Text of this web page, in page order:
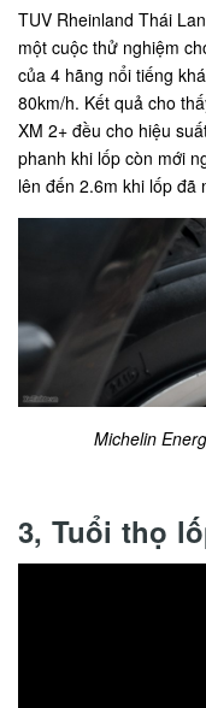
TUV Rheinland Thái
một cuộc thử nghiệm
của 4 hãng nổi tiếng
80km/h. Kết quả cho
XM 2+ đều cho hiệu
phanh khi lốp còn mới
lên đến 2.6m khi lốp đã
Michelin
3, Tuổi thọ